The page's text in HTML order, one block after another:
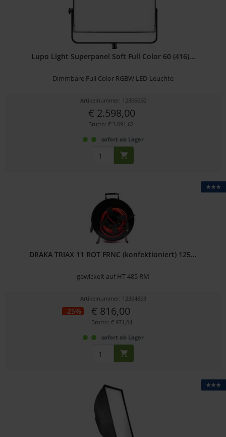
Lupo Light Superpanel Soft Full Color 60 (416)...
Dimmbare Full Color RGBW LED-Leuchte
Artikelnummer: 12306050
€ 2.598,00
Brutto: € 3.091,62
sofort ab Lager
★★★
DRAKA TRIAX 11 ROT FRNC (konfektioniert) 125...
gewickelt auf HT 485 RM
Artikelnummer: 12304853
-25% € 816,00
Brutto: € 971,04
sofort ab Lager
★★★